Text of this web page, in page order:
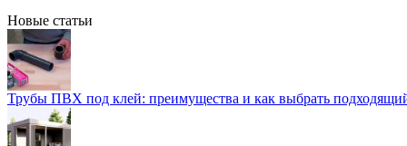
Новые статьи
Трубы ПВХ под клей: преимущества и как выбрать